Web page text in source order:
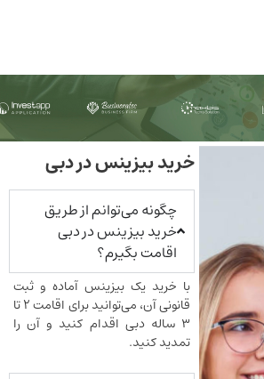
خرید بیزینس در دبی
چگونه می‌توانم از طریق
خرید بیزینس در دبی
اقامت بگیرم؟
با خرید یک بیزینس آماده و ثبت
قانونی آن، می‌توانید برای اقامت ۲ تا
۳ ساله دبی اقدام کنید و آن را
تمدید کنید.